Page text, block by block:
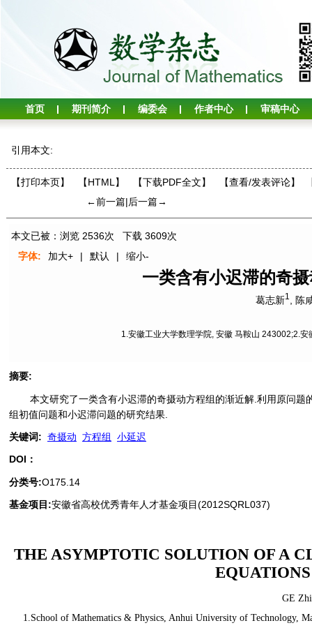
首页 期刊简介 编委会 作者中心 审稿中心
引用本文:
【打印本页】 【HTML】 【下载PDF全文】 【查看/发表评论】
←前一篇|后一篇→
本文已被：浏览 2536次 下载 3609次
字体:
加大+ | 默认 | 缩小-
一类含有小迟滞的奇
葛志新1 陈
1.安徽工业大学数理学院, 安徽 马鞍山 243002;2.
摘要:
本文研究了一类含有小迟滞的奇摄动方程组的渐近解.利用原问
组初值问题和小迟滞问题的研究结果.
关键词: 奇摄动 方程组
小延迟
DOI：
分类号:O175.14
基金项目:安徽省高校优秀青年人才基金项目(2012SQRL037)
THE ASYMPTOTIC SOLUTION OF A
GE
1.School of Mathematics & Physics, Anhui University of Technology,